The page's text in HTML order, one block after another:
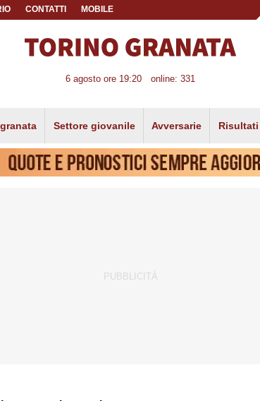
CONTATTI MOBILE
6 agosto ore 19:20 online: 331
Settore giovanile Avversarie